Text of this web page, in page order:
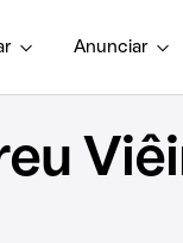
Anunciar